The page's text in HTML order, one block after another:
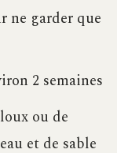
ne garder que
2 semaines
ou de
et de sable